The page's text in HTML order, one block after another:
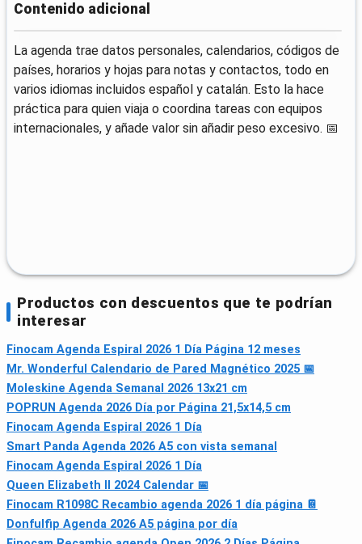
Contenido adicional
La agenda trae datos personales, calendarios, códigos de
países, horarios y hojas para notas y contactos, todo en
varios idiomas incluidos español y catalán. Esto la hace
práctica para quien viaja o coordina tareas con equipos
internacionales, y añade valor sin añadir peso excesivo. 📅
Productos con descuentos que te podrían
interesar
Finocam Agenda Espiral 2026 1 Día Página 12 meses
Mr. Wonderful Calendario de Pared Magnético 2025 📅
Moleskine Agenda Semanal 2026 13x21 cm
POPRUN Agenda 2026 Día por Página 21,5x14,5 cm
Finocam Agenda Espiral 2026 1 Día
Smart Panda Agenda 2026 A5 con vista semanal
Finocam Agenda Espiral 2026 1 Día
Queen Elizabeth II 2024 Calendar 📅
Finocam R1098C Recambio agenda 2026 1 día página 📔
Donfulfip Agenda 2026 A5 página por día